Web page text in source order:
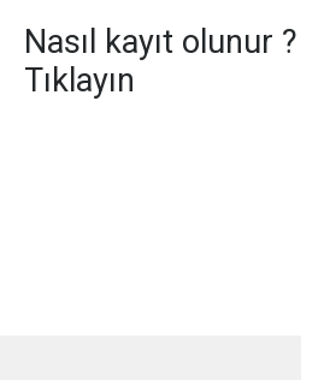
Nasıl kayıt olunur ?
Tıklayın